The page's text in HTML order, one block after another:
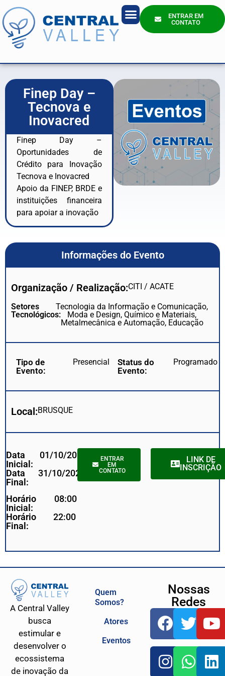
ENTRAR EM
CONTATO
Finep Day –
Tecnova e
Inovacred
Finep Day –
Oportunidades de
Crédito para Inovação
Tecnova e Inovacred
Apoio da FINEP, BRDE e
instituições financeira
para apoiar a inovação
Informações do Evento
Organização / Realização:CITI / ACATE
Setores
Tecnológicos:
Tecnologia da Informação e Comunicação,
Moda e Design, Químico e Materiais,
Metalmecânica e Automação, Educação
Tipo de
Evento:
Presencial
Status do
Evento:
Programado
Local:BRUSQUE
Data
Inicial:
01/10/2023
Data
Final:
31/10/2023
Horário
Inicial:
08:00
Horário
Final:
22:00
ENTRAR
EM
CONTATO
LINK DE
INSCRIÇÃO
A Central Valley
busca
estimular e
desenvolver o
ecossistema
de inovação da
Quem
Somos?
Atores
Eventos
Nossas
Redes